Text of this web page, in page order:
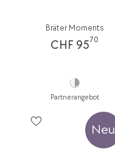
Bräter Moments
CHF 9570
Partnerangebot
Neu